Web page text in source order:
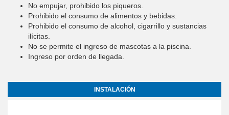
No empujar, prohibido los piqueros.
Prohibido el consumo de alimentos y bebidas.
Prohibido el consumo de alcohol, cigarrillo y sustancias
ilícitas.
No se permite el ingreso de mascotas a la piscina.
Ingreso por orden de llegada.
INSTALACIÓN